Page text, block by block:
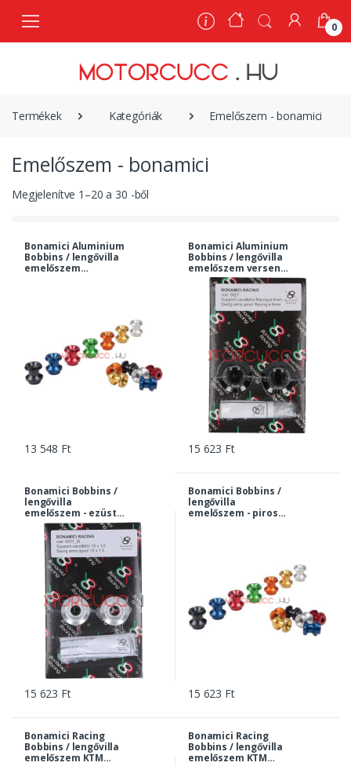
0
Termékek Kategóriák Emelőszem - bonamici
Emelőszem - bonamici
Megjelenítve 1 –20 a 30 -ből
Bonamici Aluminium
Bobbins / lengővilla
emelőszem
13 548 Ft
Bonamici Aluminium
Bobbins / lengővilla
emelőszem verseny
kivitel 6mm | 0027
15 623 Ft
Bonamici Bobbins /
lengővilla
emelőszem - ezüst
KTM 790/890 Duke
10x1,5 | 0031si
15 623 Ft
Bonamici Bobbins /
lengővilla
emelőszem - piros
15 623 Ft
Bonamici Racing
Bobbins / lengővilla
emelőszem KTM
Bonamici Racing
Bobbins / lengővilla
emelőszem KTM
0